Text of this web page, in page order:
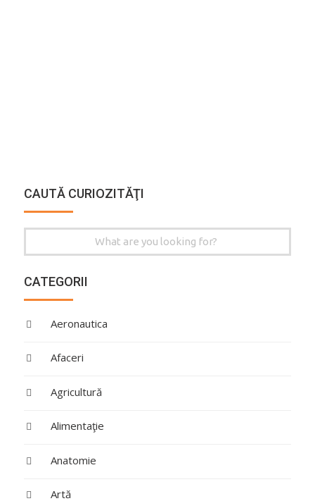
CAUTĂ CURIOZITĂŢI
for:
CATEGORII
Aeronautica
Afaceri
Agricultură
Alimentaţie
Anatomie
Artă